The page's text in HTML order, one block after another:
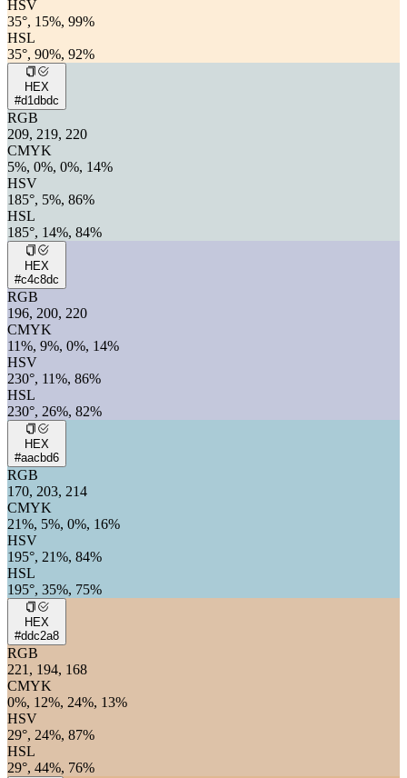
HSV
35°, 15%, 99%
HSL
35°, 90%, 92%
HEX
#d1dbdc
RGB
209, 219, 220
CMYK
5%, 0%, 0%, 14%
HSV
185°, 5%, 86%
HSL
185°, 14%, 84%
HEX
#c4c8dc
RGB
196, 200, 220
CMYK
11%, 9%, 0%, 14%
HSV
230°, 11%, 86%
HSL
230°, 26%, 82%
HEX
#aacbd6
RGB
170, 203, 214
CMYK
21%, 5%, 0%, 16%
HSV
195°, 21%, 84%
HSL
195°, 35%, 75%
HEX
#ddc2a8
RGB
221, 194, 168
CMYK
0%, 12%, 24%, 13%
HSV
29°, 24%, 87%
HSL
29°, 44%, 76%